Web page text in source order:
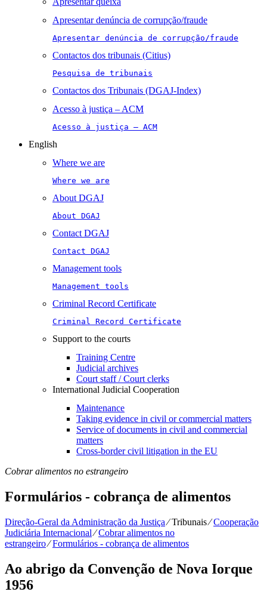
Apresentar denúncia de corrupção/fraude
Apresentar denúncia de corrupção/fraude
Contactos dos tribunais (Citius)
Pesquisa de tribunais
Contactos dos Tribunais (DGAJ-Index)
Acesso à justiça – ACM
Acesso à justiça – ACM
English
Where we are
Where we are
About DGAJ
About DGAJ
Contact DGAJ
Contact DGAJ
Management tools
Management tools
Criminal Record Certificate
Criminal Record Certificate
Support to the courts
Training Centre
Judicial archives
Court staff / Court clerks
International Judicial Cooperation
Maintenance
Taking evidence in civil or commercial matters
Service of documents in civil and commercial
matters​​
Cross-border civil litigation in the EU
Cobrar alimentos no estrangeiro
Formulários - cobrança de alimentos
Direção-Geral da Administração da Justiça⁄Tribunais⁄Cooperação
Judiciária Internacional⁄Cobrar alimentos no
estrangeiro⁄Formulários - cobrança de alimentos
Ao abrigo da Convenção de Nova Iorque
1956